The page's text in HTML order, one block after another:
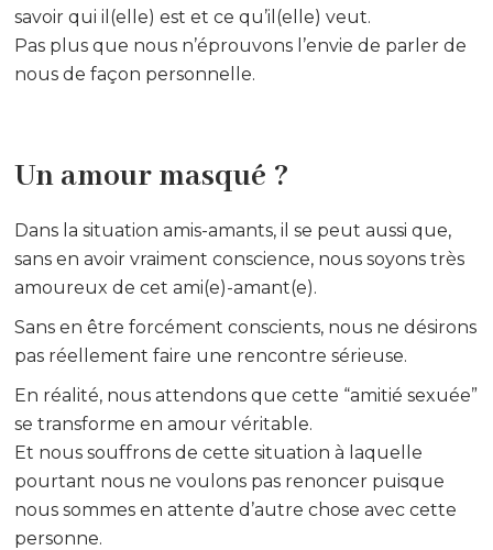
savoir qui il(elle) est et ce qu’il(elle) veut.
Pas plus que nous n’éprouvons l’envie de parler de
nous de façon personnelle.
Un amour masqué ?
Dans la situation amis-amants, il se peut aussi que,
sans en avoir vraiment conscience, nous soyons très
amoureux de cet ami(e)-amant(e).
Sans en être forcément conscients, nous ne désirons
pas réellement faire une rencontre sérieuse.
En réalité, nous attendons que cette “amitié sexuée”
se transforme en amour véritable.
Et nous souffrons de cette situation à laquelle
pourtant nous ne voulons pas renoncer puisque
nous sommes en attente d’autre chose avec cette
personne.